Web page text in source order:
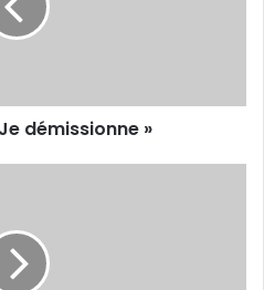
démissionne »